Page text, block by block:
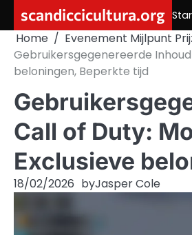
content
scandiccicultura.org
Home
Evenement Mijlpunt
Gebruikersgegenereerde
beloningen, Beperkte tijd
Call of Duty:
Exclusieve
18/02/2026 byJasper Cole